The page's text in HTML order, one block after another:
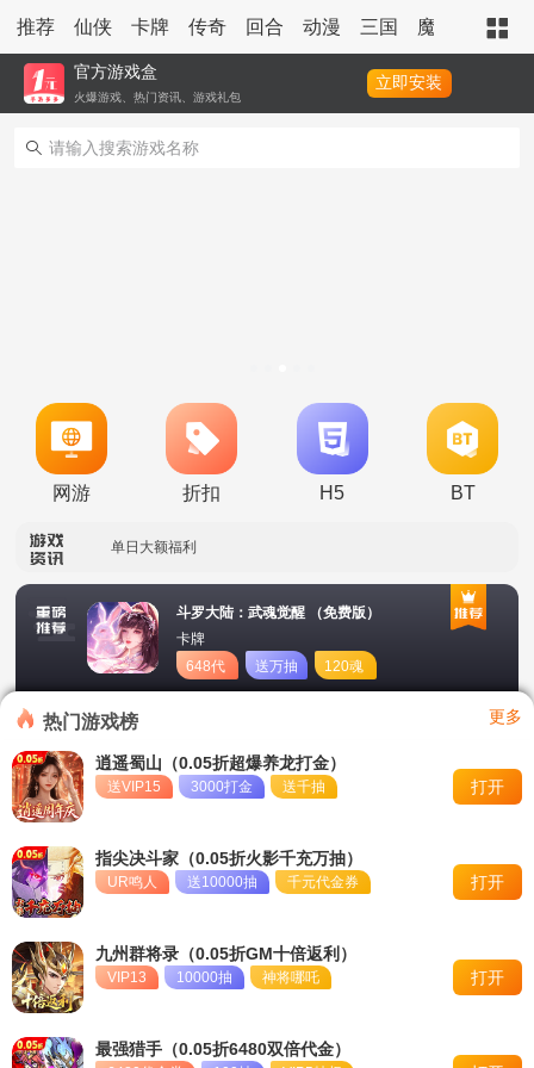
推荐 仙侠 卡牌 传奇 回合 动漫 三国 魔幻 策略
官方游戏盒
火爆游戏、热门资讯、游戏礼包
立即安装
网游 折扣 H5 BT
新区单日助力活动
单日大额福利
单日大额福利
转游活动
冠名活动
单日大额福利
斗罗大陆：武魂觉醒 （免费版）
卡牌
648代
币
送万抽
120魂
币
热门游戏榜 更多
逍遥蜀山（0.05折超爆养龙打金）
送VIP15 3000打金 送千抽 打开
指尖决斗家（0.05折火影千充万抽）
UR鸣人 送10000抽 千元代金券 打开
九州群将录（0.05折GM十倍返利）
VIP13 10000抽 神将哪吒 打开
最强猎手（0.05折6480双倍代金）